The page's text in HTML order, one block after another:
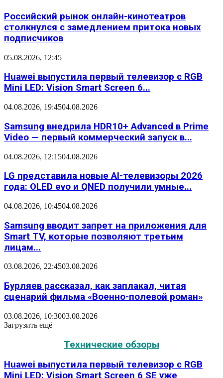
Российский рынок онлайн-кинотеатров
столкнулся с замедлением притока новых
подписчиков
05.08.2026, 12:45
Huawei выпустила первый телевизор с RGB
Mini LED: Vision Smart Screen 6...
04.08.2026, 19:4504.08.2026
Samsung внедрила HDR10+ Advanced в Prime
Video — первый коммерческий запуск в...
04.08.2026, 12:1504.08.2026
LG представила новые AI-телевизоры 2026
года: OLED evo и QNED получили умные...
04.08.2026, 10:4504.08.2026
Samsung вводит запрет на приложения для
Smart TV, которые позволяют третьим
лицам...
03.08.2026, 22:4503.08.2026
Бурляев рассказал, как заплакал, читая
сценарий фильма «Военно-полевой роман»
03.08.2026, 10:3003.08.2026
Загрузить ещё
Технические обзоры
Huawei выпустила первый телевизор с RGB
Mini LED: Vision Smart Screen 6 SE уже